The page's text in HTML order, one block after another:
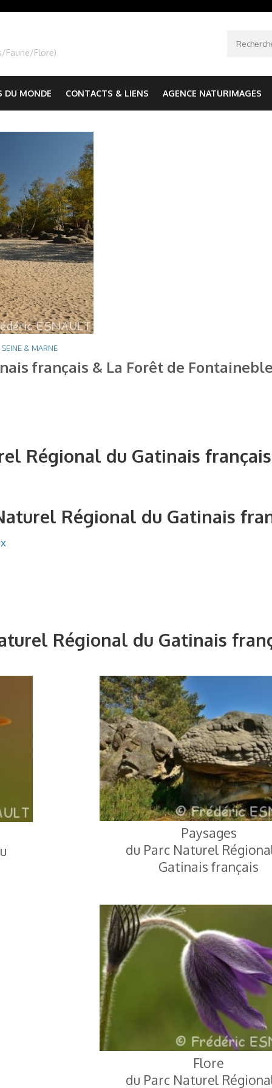
Faune/Flore)
DU MONDE CONTACTS & LIENS AGENCE NATURIMAGES
SEINE & MARNE
français & La Forêt de
Régional du Gatinais français
Régional du Gatinais
Régional du Gatinais
Paysages
du Parc Naturel
Gatinais français
Flore
du Parc Naturel